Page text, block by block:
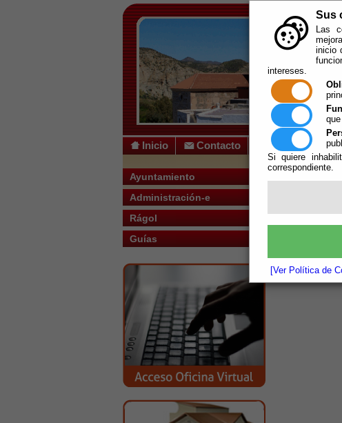
Sus
Las
inicio
intereses.
Si quiere
correspondiente.
[Ver Política de
Inicio Contacto
Ayuntamiento
Administración-e
Rágol
Guías
Usted se